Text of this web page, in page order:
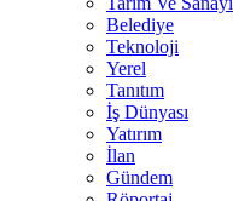
Belediye
Teknoloji
Yerel
Tanıtım
İş Dünyası
Yatırım
İlan
Gündem